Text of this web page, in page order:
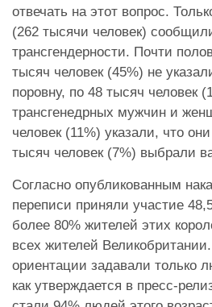
отвечать на этот вопрос.
(262 тысячи человек)
трансгендерности. Почти
тысяч человек (45%) не
поровну, по 48 тысяч человек
трансгенедрных мужчин и
человек (11%) указали, что
тысяч человек (7%) выбрали
Согласно опубликованным
переписи приняли участие
более 80% жителей этих
всех жителей
ориентации задавали только
как утверждается в пресс-